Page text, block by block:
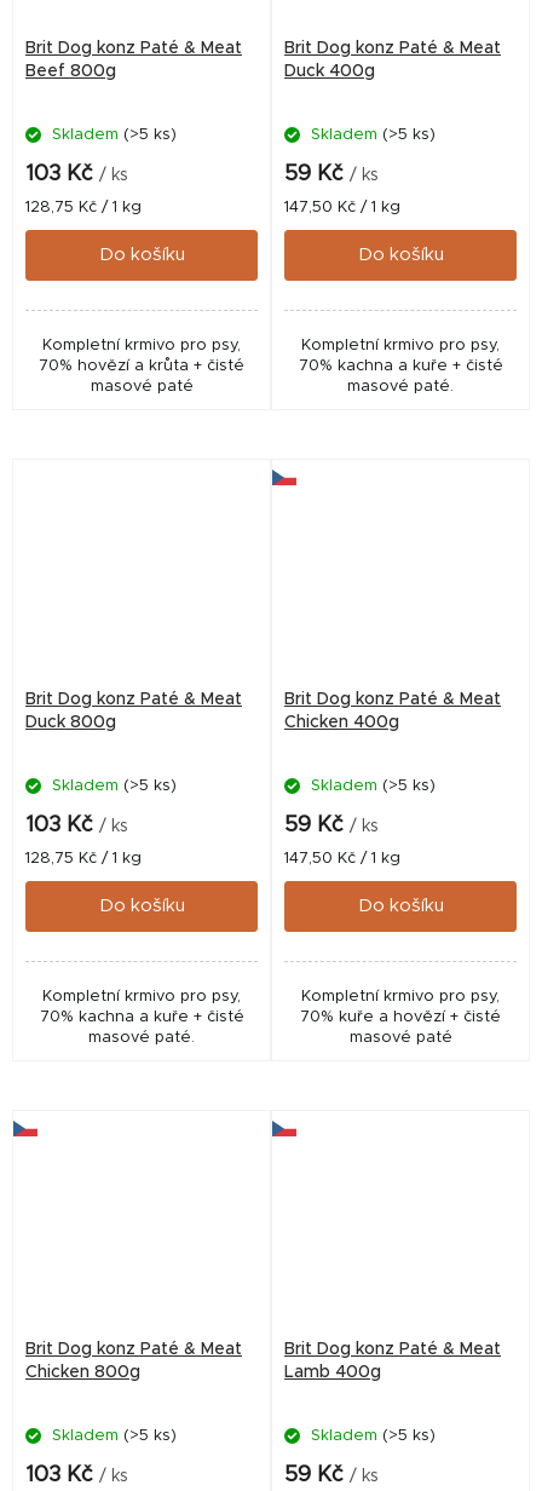
Brit Dog konz Paté & Meat
Beef 800g
Skladem (>5 ks)
103 Kč / ks
Měrná
cena:
128,75 Kč / 1 kg
Do košíku
Kompletní krmivo pro psy,
70% hovězí a krůta + čisté
masové paté
Brit Dog konz Paté & Meat
Duck 400g
Skladem (>5 ks)
59 Kč / ks
Měrná
cena:
147,50 Kč / 1 kg
Do košíku
Kompletní krmivo pro psy,
70% kachna a kuře + čisté
masové paté.
Brit Dog konz Paté & Meat
Duck 800g
Skladem (>5 ks)
103 Kč / ks
Měrná
cena:
128,75 Kč / 1 kg
Do košíku
Kompletní krmivo pro psy,
70% kachna a kuře + čisté
masové paté.
Brit Dog konz Paté & Meat
Chicken 400g
Skladem (>5 ks)
59 Kč / ks
Měrná
cena:
147,50 Kč / 1 kg
Do košíku
Kompletní krmivo pro psy,
70% kuře a hovězí + čisté
masové paté
Brit Dog konz Paté & Meat
Chicken 800g
Skladem (>5 ks)
103 Kč / ks
Brit Dog konz Paté & Meat
Lamb 400g
Skladem (>5 ks)
59 Kč / ks